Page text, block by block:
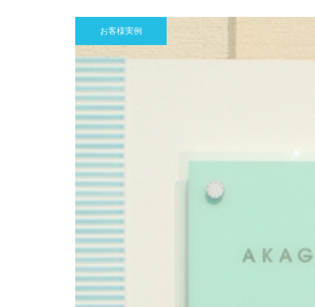
お客様実例